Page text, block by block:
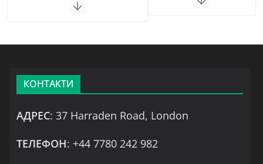
КОНТАКТИ
АДРЕС: 37 Harraden Road, London
ТЕЛЕФОН: +44 7780 242 982